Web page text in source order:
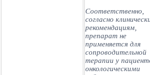
Соответственно,
согласно
рекомендациям,
препарат не
применяется для
сопроводительной
терапии у
онкологическими